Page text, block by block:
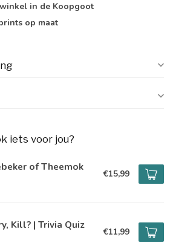
winkel in de Koopgoot
op maat
iets voor jou?
of Theemok
€15,99
Kill? | Trivia Quiz
€11,99